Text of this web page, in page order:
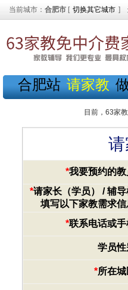
当前城市： 合肥市 [ 切换其它城市 ]
合肥站 请家教
目前，63家
*我要预约的教
*请家长（学员） / 辅导
填写以下家教需求信
*联系电话或手
学员性
*所在城